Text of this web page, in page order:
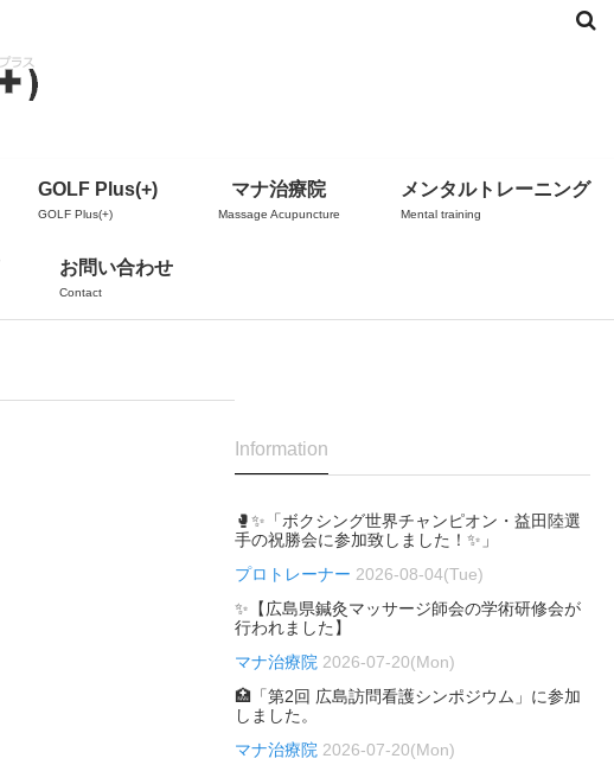
GOLF Plus(+)
GOLF Plus(+)
マナ治療院
Massage Acupuncture
メンタルトレーニング
Mental training
お問い合わせ
Contact
Information
🥊✨「ボクシング世界チャンピオン・益田陸選
手の祝勝会に参加致しました！✨」
プロトレーナー 2026-08-04(Tue)
✨【広島県鍼灸マッサージ師会の学術研修会が
行われました】
マナ治療院 2026-07-20(Mon)
🏥「第2回 広島訪問看護シンポジウム」に参加
しました。
マナ治療院 2026-07-20(Mon)